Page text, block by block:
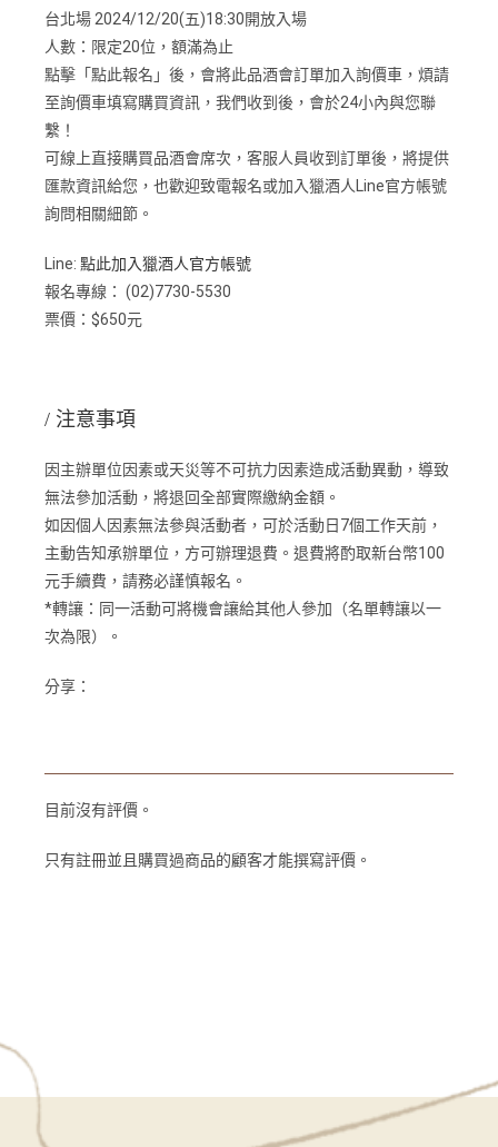
台北場 2024/12/20(五)18:30開放入場
人數：限定20位，額滿為止
點擊「點此報名」後，會將此品酒會訂單加入詢價車，煩請
至詢價車填寫購買資訊，我們收到後，會於24小內與您聯
繫！
可線上直接購買品酒會席次，客服人員收到訂單後，將提供
匯款資訊給您， 也歡迎致電報名或加入獵酒人Line官方帳號
詢問相關細節。
Line: 點此加入獵酒人官方帳號
報名專線： (02)7730-5530
票價：$650元
/ 注意事項
因主辦單位因素或天災等不可抗力因素造成活動異動，導致
無法參加活動，將退回全部實際繳納金額。
如因個人因素無法參與活動者，可於活動日7個工作天前，
主動告知承辦單位，方可辦理退費。退費將酌取新台幣100
元手續費，請務必謹慎報名。
*轉讓：同一活動可將機會讓給其他人參加（名單轉讓以一
次為限）。
分享：
目前沒有評價。
只有註冊並且購買過商品的顧客才能撰寫評價。